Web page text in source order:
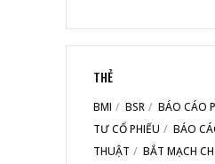
THẺ
BMI BSR
BÁO CÁO
TƯ CỔ PHIẾU
BÁO
THUẬT
BẮT MẠCH